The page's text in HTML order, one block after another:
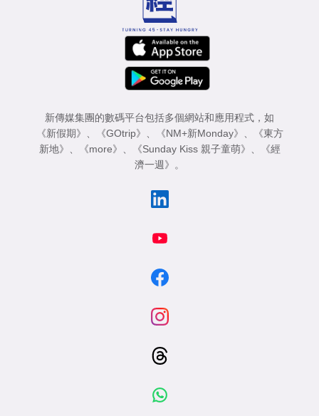
新傳媒集團的數碼平台包括多個網站和應用程式，如
《新假期》
《GOtrip》 《NM+新Monday》
《東方
新地》
《more》 《Sunday Kiss 親子童萌》
《經
濟一週》
。